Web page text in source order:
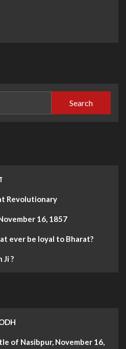
Search
Revolutionary
16, 1857
ever be loyal to Bharat?
Ji ?
of Nasibpur, November 16,